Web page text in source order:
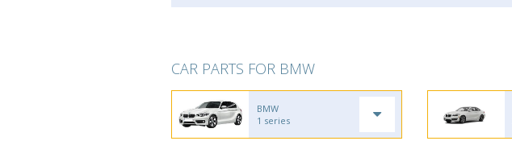
CAR PARTS FOR BMW
BMW
1 series